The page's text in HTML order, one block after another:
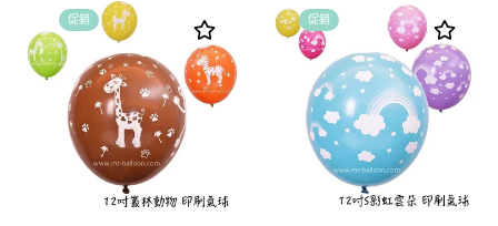
促銷 促銷